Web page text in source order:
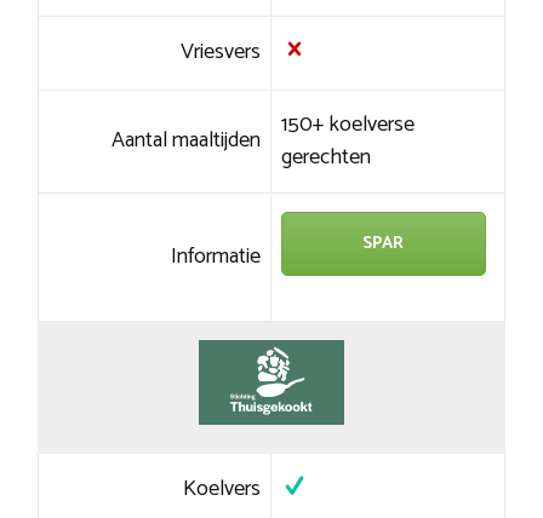
Vriesvers
Aantal maaltijden 150+ koelverse
gerechten
Informatie SPAR
Koelvers